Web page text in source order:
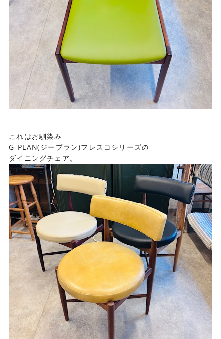
これはお馴染み
G-PLAN(ジープラン)フレスコシリーズの
ダイニングチェア。